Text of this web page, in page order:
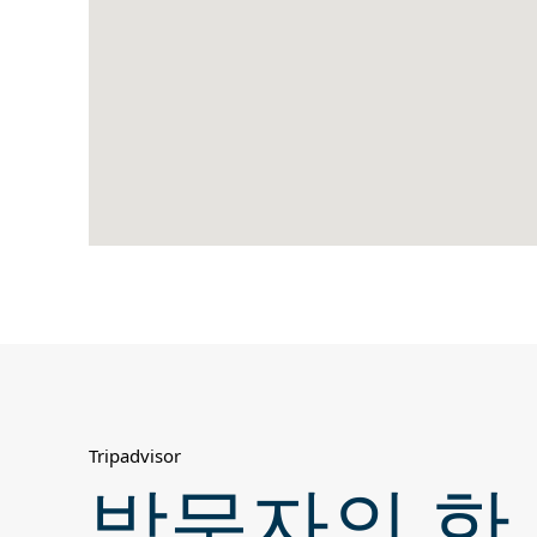
Tripadvisor